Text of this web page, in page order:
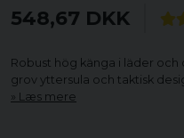
548,67 DKK
Robust hög känga i läder
grov yttersula och taktisk
Læs mere